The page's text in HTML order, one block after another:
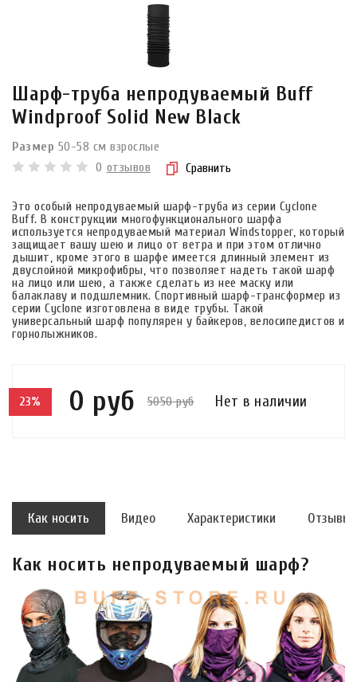
Шарф-труба непродуваемый Buff
Windproof Solid New Black
Размер 50-58 см взрослые
0 отзывов Сравнить
Это особый непродуваемый шарф-труба из серии Cyclone
Buff. В конструкции многофункционального шарфа
используется непродуваемый материал Windstopper, который
защищает вашу шею и лицо от ветра и при этом отлично
дышит, кроме этого в шарфе имеется длинный элемент из
двуслойной микрофибры, что позволяет надеть такой шарф
на лицо или шею, а также сделать из нее маску или
балаклаву и подшлемник. Спортивный шарф-трансформер из
серии Cyclone изготовлена в виде трубы. Такой
универсальный шарф популярен у байкеров, велосипедистов и
горнолыжников.
23% 0 руб 5050 руб Нет в наличии
Как носить Видео Характеристики Отзывы
Как носить непродуваемый шарф?